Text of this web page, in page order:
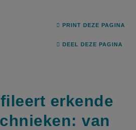
PRINT DEZE PAGINA
DEEL DEZE PAGINA
erkende
van